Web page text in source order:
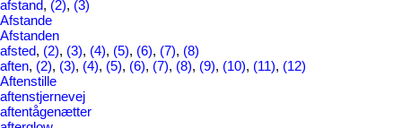
afstand, (2), (3)
Afstande
Afstanden
afsted, (2), (3), (4), (5), (6), (7), (8)
aften, (2), (3), (4), (5), (6), (7), (8), (9), (10), (11), (12)
Aftenstille
aftenstjernevej
aftentågenætter